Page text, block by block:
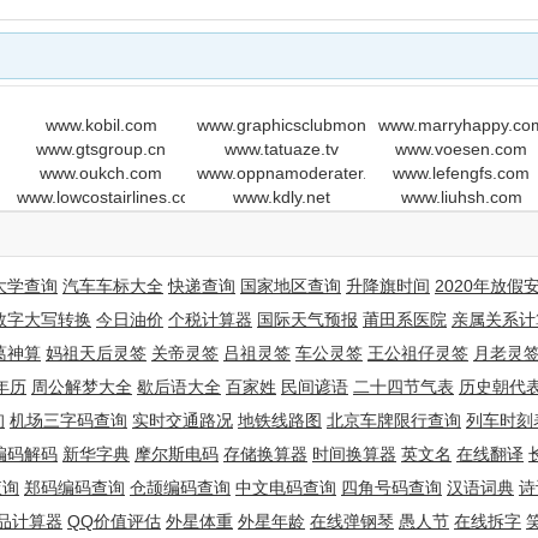
www.kobil.com www.graphicsclubmonthly.com
www.gtsgroup.cn
www.tatuaze.tv
www.voesen.com
www.oukch.com
www.oppnamoderater.se
www.lefengfs.com
www.lowcostairlines.com
www.kdly.net www.liuhsh.com
学查询 汽车车标大全 快递查询 国家地区查询 升降旗时间 2020年放假
字大写转换 今日油价 个税计算器 国际天气预报 莆田系医院 亲属关系
神算 妈祖天后灵签 关帝灵签 吕祖灵签 车公灵签 王公祖仔灵签 月老灵
历 周公解梦大全 歇后语大全 百家姓 民间谚语 二十四节气表 历史朝代
机场三字码查询 实时交通路况 地铁线路图 北京车牌限行查询 列车时刻
码解码 新华字典 摩尔斯电码 存储换算器 时间换算器 英文名 在线翻译
郑码编码查询 仓颉编码查询 中文电码查询 四角号码查询 汉语词典
计算器 QQ价值评估 外星体重 外星年龄 在线弹钢琴 愚人节 在线拆字